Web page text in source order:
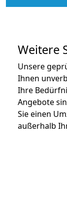
Weitere
Unsere
Ihnen
Ihre
Angebote
Sie einen
außerhalb